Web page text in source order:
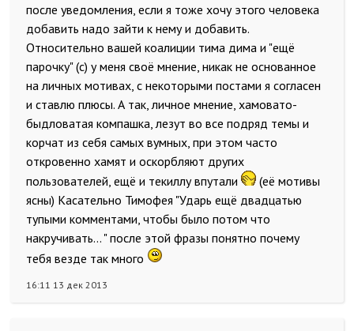
после уведомления, если я тоже хочу этого человека
добавить надо зайти к нему и добавить.
Относительно вашей коалиции тима дима и "ещё
парочку" (с) у меня своё мнение, никак не основанное
на личных мотивах, с некоторыми постами я согласен
и ставлю плюсы. А так, личное мнение, хамовато-
быдловатая компашка, лезут во все подряд темы и
корчат из себя самых вумных, при этом часто
откровенно хамят и оскорбляют других
пользователей, ещё и текиллу впутали
(её мотивы
ясны) Касательно Тимофея "Ударь ещё двадцатью
тупыми комментами, чтобы было потом что
накручивать... " после этой фразы понятно почему
тебя везде так много
16:11 13 дек 2013